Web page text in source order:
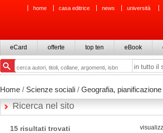
home casa editrice news università
eCard offerte top ten eBook
Home / Scienze sociali / Geografia,
Ricerca nel sito
15 risultati trovati